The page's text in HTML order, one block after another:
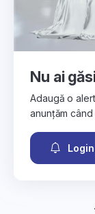
Nu ai
Adaugă o
anunțăm